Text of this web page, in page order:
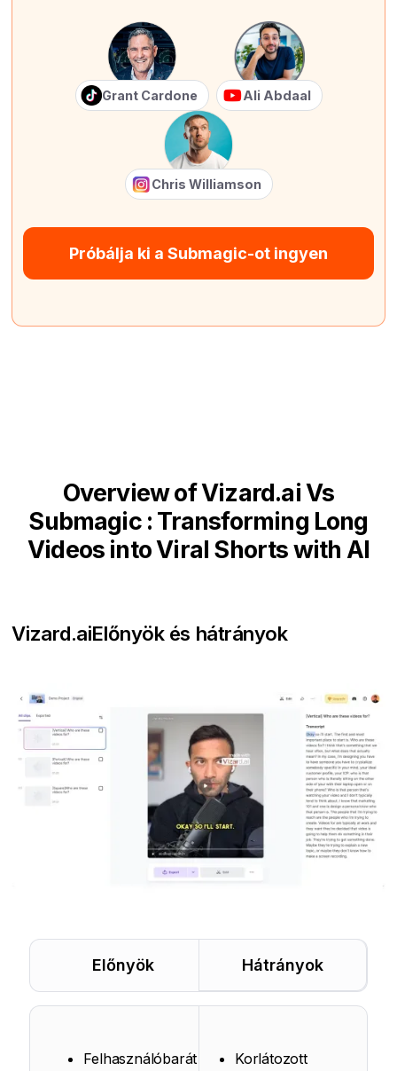
Grant Cardone Ali Abdaal
Chris Williamson
Próbálja ki a Submagic-ot ingyen
Overview of Vizard.ai Vs
Submagic : Transforming Long
Videos into Viral Shorts with AI
Vizard.aiElőnyök és hátrányok
Előnyök Hátrányok
Felhasználóbarát
Korlátozott